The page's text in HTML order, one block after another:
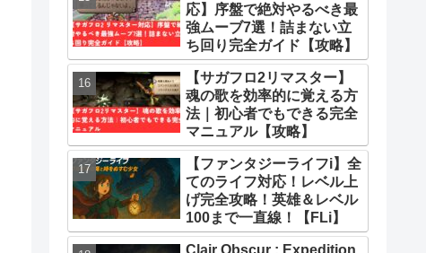
応】序盤で絶対やるべき最
強ムーブ7選！詰まない立
ち回り完全ガイド【攻略】
【サガフロ2リマスター】
魂の歌を効率的に覚える方
法｜初心者でもできる完全
マニュアル【攻略】
【ファンタジーライフi】全
てのライフ対応！レベル上
げ完全攻略！英雄＆レベル
100まで一直線！【FLi】
Clair Obscur : Expedition